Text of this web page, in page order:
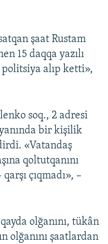
şaat Rustam
15 daqqa yazılı
politsiya alıp ketti»,
soq., 2 adresi
bir kişilik
«Vatandaş
qoltutqanını
çıqmadı», –
olğanını, tükân
olğanını şaatlardan